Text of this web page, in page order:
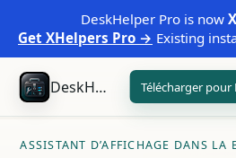
DeskHelper Pro is now
Get XHelpers Pro → Existing
DeskHelper Pro Télécharger pour
ASSISTANT D’AFFICHAGE DANS LA